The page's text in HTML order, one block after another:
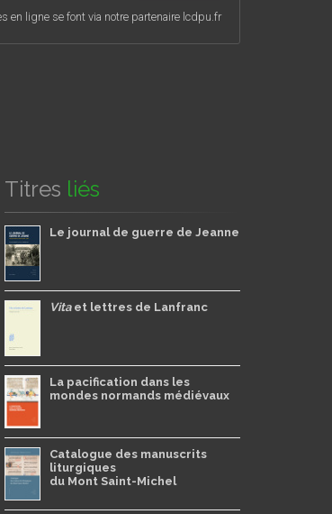
en ligne se font via notre partenaire lcdpu.fr
Titres liés
Le journal de guerre de Jeanne
Vitaet lettres de Lanfranc
La pacification dans les
mondes normands médiévaux
Catalogue des manuscrits
liturgiques
du Mont Saint-Michel